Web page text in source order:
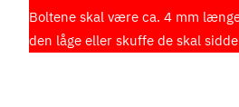
Boltene skal være ca. 4 mm
den låge eller skuffe de skal